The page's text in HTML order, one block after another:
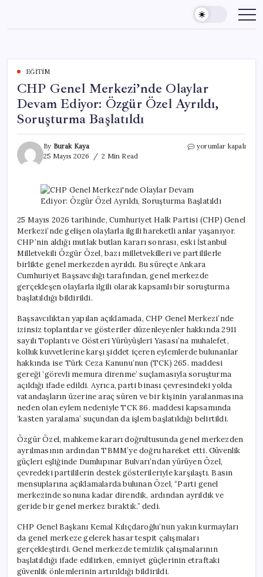
content
EĞITIM
CHP Genel Merkezi’nde Olaylar
Devam Ediyor: Özgür Özel Ayrıldı,
Soruşturma Başlatıldı
By Burak Kaya
25 Mayıs 2026
2 Min Read
CHP
Özgür
Özel
Ayrıldı,
Soruşturma
Başlatıldı
için
yorumlar kapalı
25 Mayıs 2026 tarihinde, Cumhuriyet Halk Partisi (CHP) Genel
Merkezi’nde gelişen olaylarla ilgili hareketli anlar yaşanıyor.
CHP’nin aldığı mutlak butlan kararı sonrası, eski İstanbul
Milletvekili Özgür Özel, bazı milletvekilleri ve partililerle
birlikte genel merkezden ayrıldı. Bu süreçte Ankara
Cumhuriyet Başsavcılığı tarafından, genel merkezde
gerçekleşen olaylarla ilgili olarak kapsamlı bir soruşturma
başlatıldığı bildirildi.
Başsavcılıktan yapılan açıklamada, CHP Genel Merkezi’nde
izinsiz toplantılar ve gösteriler düzenleyenler hakkında 2911
sayılı Toplantı ve Gösteri Yürüyüşleri Yasası’na muhalefet,
kolluk kuvvetlerine karşı şiddet içeren eylemlerde bulunanlar
hakkında ise Türk Ceza Kanunu’nun (TCK) 265. maddesi
gereği ‘görevli memura direnme’ suçlamasıyla soruşturma
açıldığı ifade edildi. Ayrıca, parti binası çevresindeki yolda
vatandaşların üzerine araç süren ve bir kişinin yaralanmasına
neden olan eylem nedeniyle TCK 86. maddesi kapsamında
‘kasten yaralama’ suçundan da işlem başlatıldığı belirtildi.
Özgür Özel, mahkeme kararı doğrultusunda genel merkezden
ayrılmasının ardından TBMM’ye doğru hareket etti. Güvenlik
güçleri eşliğinde Dumlupınar Bulvarı’ndan yürüyen Özel,
çevredeki partililerin destek gösterileriyle karşılaştı. Basın
mensuplarına açıklamalarda bulunan Özel, “Parti genel
merkezinde sonuna kadar direndik, ardından ayrıldık ve
geride bir genel merkez bıraktık.” dedi.
CHP Genel Başkanı Kemal Kılıçdaroğlu’nun yakın kurmayları
da genel merkeze gelerek hasar tespit çalışmaları
gerçekleştirdi. Genel merkezde temizlik çalışmalarının
başlatıldığı ifade edilirken, emniyet güçlerinin etraftaki
güvenlik önlemlerinin artırıldığı bildirildi.